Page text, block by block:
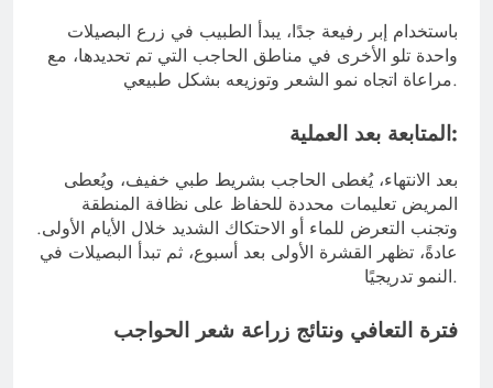
باستخدام إبر رفيعة جدًا، يبدأ الطبيب في زرع البصيلات
واحدة تلو الأخرى في مناطق الحاجب التي تم تحديدها، مع
مراعاة اتجاه نمو الشعر وتوزيعه بشكل طبيعي.
المتابعة بعد العملية:
بعد الانتهاء، يُغطى الحاجب بشريط طبي خفيف، ويُعطى
المريض تعليمات محددة للحفاظ على نظافة المنطقة
وتجنب التعرض للماء أو الاحتكاك الشديد خلال الأيام الأولى.
عادةً، تظهر القشرة الأولى بعد أسبوع، ثم تبدأ البصيلات في
النمو تدريجيًا.
فترة التعافي ونتائج زراعة شعر الحواجب